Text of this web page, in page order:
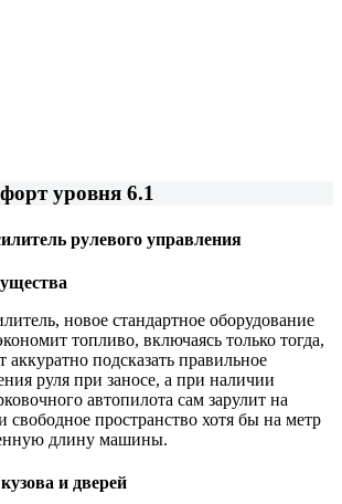
уровня 6.1
рулевого управления
новое стандартное оборудование
топливо, включаясь только тогда,
подсказать правильное
руля при заносе, а при наличии
автопилота сам зарулит на
свободное пространство хотя бы на метр
длину машины.
и дверей